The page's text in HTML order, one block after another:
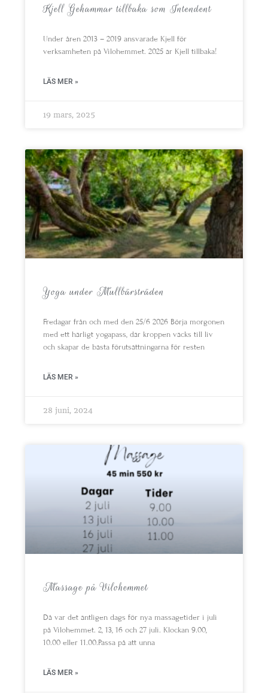
Kjell Gehammar tillbaka som Intendent
Under åren 2013 – 2019 ansvarade Kjell för
verksamheten på Vilohemmet. 2025 är Kjell tillbaka!
LÄS MER »
19 mars, 2025
Yoga under Mullbärsträden
Fredagar från och med den 25/6 2026 Börja morgonen
med ett härligt yogapass, där kroppen väcks till liv
och skapar de bästa förutsättningarna för resten
LÄS MER »
28 juni, 2024
Massage på Vilohemmet
Då var det äntligen dags för nya massagetider i juli
på Vilohemmet. 2, 13, 16 och 27 juli. Klockan 9.00,
10.00 eller 11.00.Passa på att unna
LÄS MER »